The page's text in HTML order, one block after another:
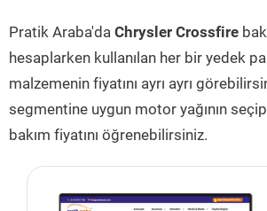
Pratik Araba'da Chrysler Crossfire
hesaplarken kullanılan her bir yedek
malzemenin fiyatını ayrı ayrı
segmentine uygun motor yağının seçip
bakım fiyatını öğrenebilirsiniz.